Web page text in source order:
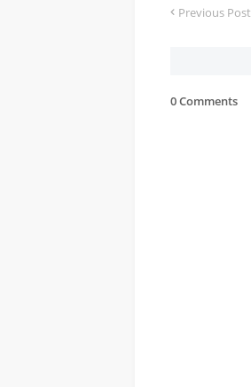
Previous Post
0 Comments